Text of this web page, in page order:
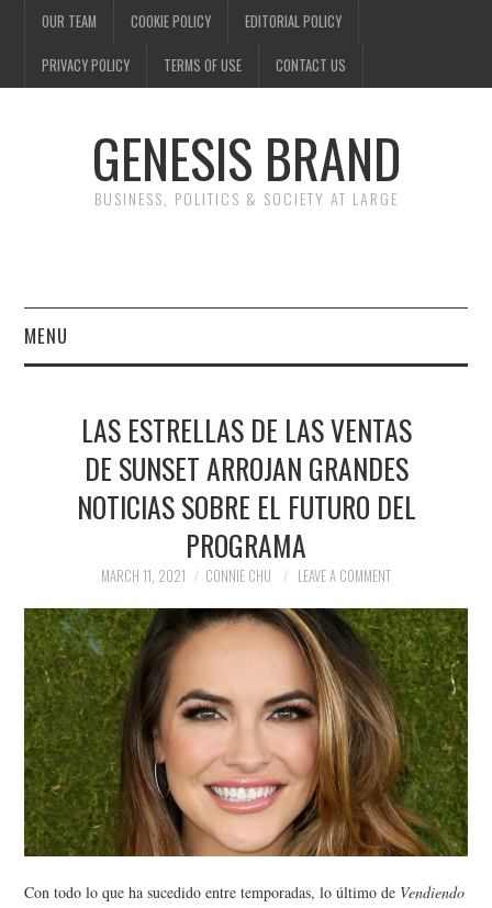
OUR TEAM COOKIE POLICY EDITORIAL POLICY
PRIVACY POLICY TERMS OF USE CONTACT US
GENESIS BRAND
BUSINESS, POLITICS & SOCIETY AT LARGE
MENU
FINANCE
NEWS
SOCIETY
SPORTS
TECHNOLOGY
LAS ESTRELLAS DE LAS VENTAS
DE SUNSET ARROJAN GRANDES
NOTICIAS SOBRE EL FUTURO DEL
PROGRAMA
MARCH 11, 2021 CONNIE CHU LEAVE A COMMENT
Con todo lo que ha sucedido entre temporadas, lo último de Vendiendo